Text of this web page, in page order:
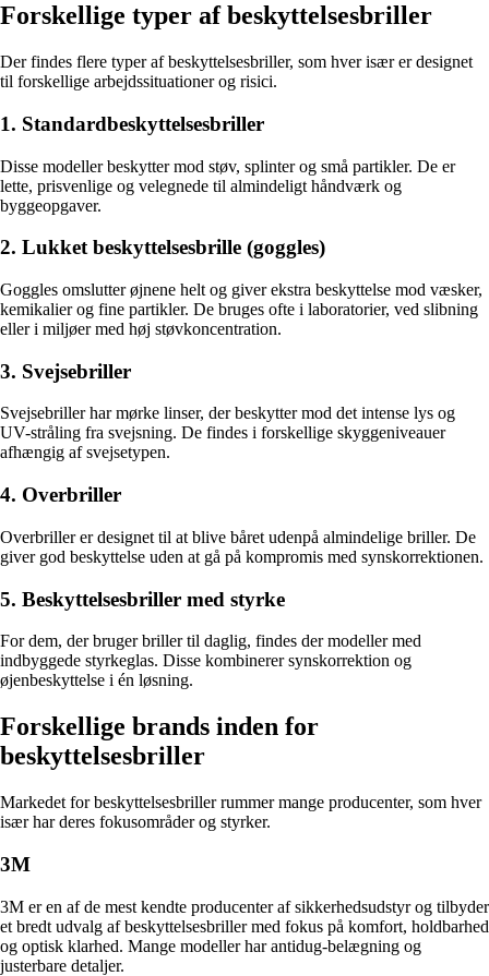
Forskellige typer af beskyttelsesbriller
Der findes flere typer af beskyttelsesbriller, som hver især er designet
til forskellige arbejdssituationer og risici.
1. Standardbeskyttelsesbriller
Disse modeller beskytter mod støv, splinter og små partikler. De er
lette, prisvenlige og velegnede til almindeligt håndværk og
byggeopgaver.
2. Lukket beskyttelsesbrille (goggles)
Goggles omslutter øjnene helt og giver ekstra beskyttelse mod væsker,
kemikalier og fine partikler. De bruges ofte i laboratorier, ved slibning
eller i miljøer med høj støvkoncentration.
3. Svejsebriller
Svejsebriller har mørke linser, der beskytter mod det intense lys og
UV-stråling fra svejsning. De findes i forskellige skyggeniveauer
afhængig af svejsetypen.
4. Overbriller
Overbriller er designet til at blive båret udenpå almindelige briller. De
giver god beskyttelse uden at gå på kompromis med synskorrektionen.
5. Beskyttelsesbriller med styrke
For dem, der bruger briller til daglig, findes der modeller med
indbyggede styrkeglas. Disse kombinerer synskorrektion og
øjenbeskyttelse i én løsning.
Forskellige brands inden for
beskyttelsesbriller
Markedet for beskyttelsesbriller rummer mange producenter, som hver
især har deres fokusområder og styrker.
3M
3M er en af de mest kendte producenter af sikkerhedsudstyr og tilbyder
et bredt udvalg af beskyttelsesbriller med fokus på komfort, holdbarhed
og optisk klarhed. Mange modeller har antidug-belægning og
justerbare detaljer.